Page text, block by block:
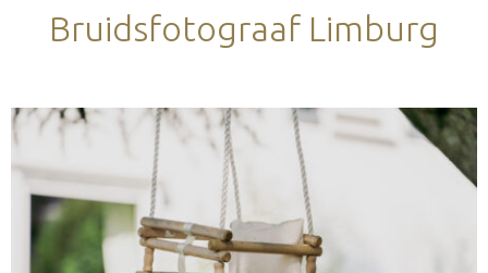
Bruidsfotograaf Limburg